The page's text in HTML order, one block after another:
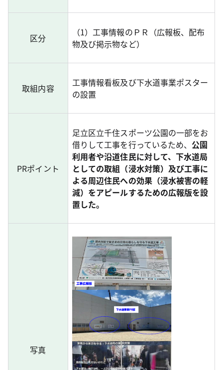
区分
（1）工事情報のＰＲ（広報板、配布
物及び掲示物など）
取組内容
工事情報看板及び下水道事業ポスター
の設置
PRポイント
足立区立千住スポーツ公園の一部をお
借りして工事を行っているため、 公園
利用者や沿道住民に対して、下水道局
としての取組（浸水対策）及び工事に
よる周辺住民への効果（浸水被害の軽
減）をアピールするための広報版を設
置した。
写真